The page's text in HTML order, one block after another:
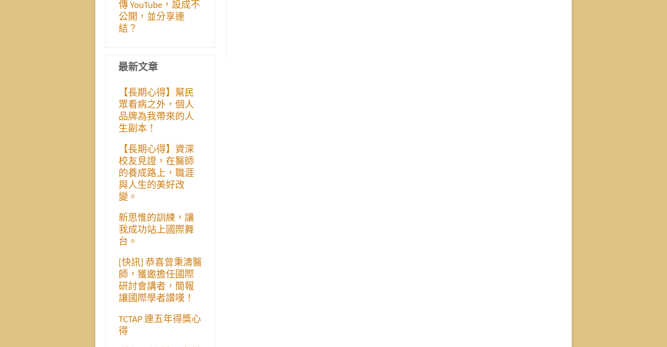
傳 YouTube，設成不
公開，並分享連
結？
最新文章
【長期心得】幫民
眾看病之外，個人
品牌為我帶來的人
生副本！
【長期心得】資深
校友見證，在醫師
的養成路上，職涯
與人生的美好改
變。
新思惟的訓練，讓
我成功站上國際舞
台。
[快訊] 恭喜曾秉濤醫
師，獲邀擔任國際
研討會講者，簡報
讓國際學者讚嘆！
TCTAP 連五年得獎心
得